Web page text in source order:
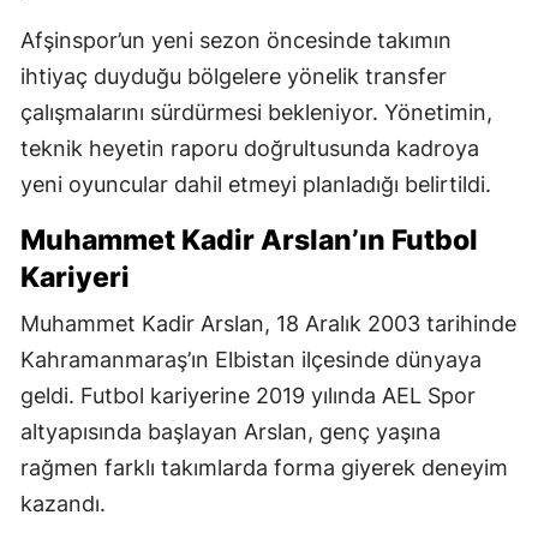
Afşinspor’un yeni sezon öncesinde takımın
ihtiyaç duyduğu bölgelere yönelik transfer
çalışmalarını sürdürmesi bekleniyor. Yönetimin,
teknik heyetin raporu doğrultusunda kadroya
yeni oyuncular dahil etmeyi planladığı belirtildi.
Muhammet Kadir Arslan’ın Futbol
Kariyeri
Muhammet Kadir Arslan, 18 Aralık 2003 tarihinde
Kahramanmaraş’ın Elbistan ilçesinde dünyaya
geldi. Futbol kariyerine 2019 yılında AEL Spor
altyapısında başlayan Arslan, genç yaşına
rağmen farklı takımlarda forma giyerek deneyim
kazandı.